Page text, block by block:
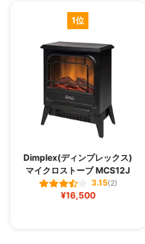
1位
Dimplex(ディンプレックス)
マイクロストーブ MCS12J
3.15(2)
¥16,500